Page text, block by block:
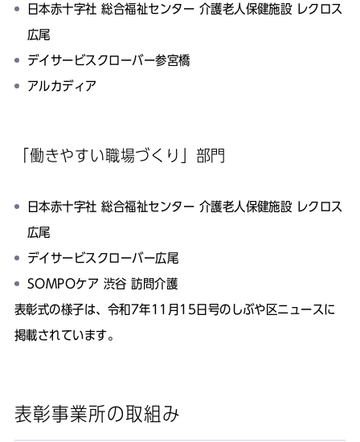
日本赤十字社 総合福祉センター 介護老人保健施設 レクロス
広尾
デイサービスクローバー参宮橋
アルカディア
「働きやすい職場づくり」部門
日本赤十字社 総合福祉センター 介護老人保健施設 レクロス
広尾
デイサービスクローバー広尾
SOMPOケア 渋谷 訪問介護
表彰式の様子は、 令和7年11月15日号のしぶや区ニュースに
掲載されています。
表彰事業所の取組み